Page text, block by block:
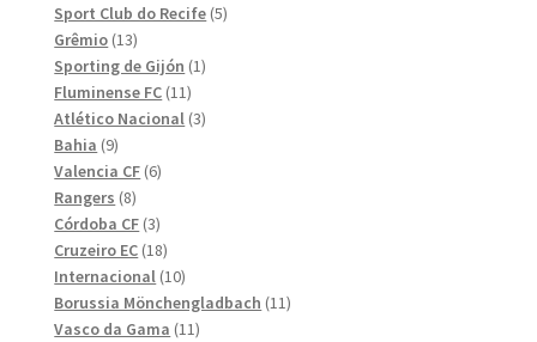
produkter
Sport Club do Recife 55
Grêmio 1313
produkter
Sporting de Gijón 11
Fluminense FC 1111
produkter
Atlético Nacional 33
Bahia 99
produkter
Valencia CF 66
Rangers 88
produkter
Córdoba CF 33
produkter
Cruzeiro EC 1818
produkter
Internacional 1010
produkter
Borussia Mönchengladbach 1111
Vasco da Gama 1111